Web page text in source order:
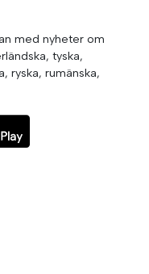
med nyheter om
tyska,
ryska, rumänska,